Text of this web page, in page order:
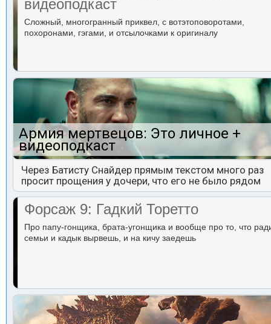
видеоподкаст
Сложный, многогранный приквел, с вотэтоповоротами,
похоронами, гэгами, и отсылочками к оригиналу
Армия мертвецов: Это личное +
видеоподкаст
Через Батисту Снайдер прямым текстом много раз
просит прощения у дочери, что его не было рядом
Форсаж 9: Гадкий Торетто
Про папу-гонщика, брата-угонщика и вообще про то, что
семьи и кадык вырвешь, и на кичу заедешь